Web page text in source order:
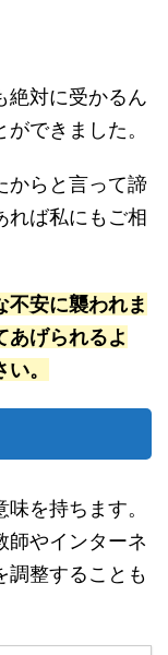
絶対に受かるん
できました。
からと言って諦
れば私にもご相
不安に襲われま
あげられるよ
。
を持ちます。
師やインターネ
調整することも